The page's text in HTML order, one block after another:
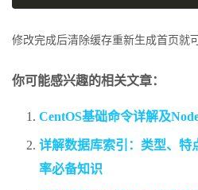
修改完成后清除缓存重新生成首页就
你可能感兴趣的相关文章：
CentOS基础命令详解及
详解数据库索引：类型、特
率必备知识